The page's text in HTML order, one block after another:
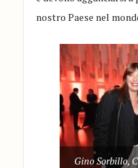
nostro Paese nel
Gino Sorbillo,